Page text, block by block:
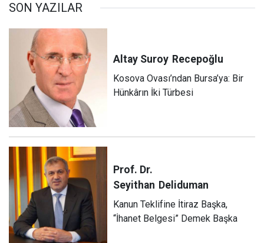
SON YAZILAR
Altay Suroy Recepoğlu
Kosova Ovası’ndan Bursa’ya: Bir
Hünkârın İki Türbesi
Prof. Dr.
Seyithan Deliduman
Kanun Teklifine İtiraz Başka,
“İhanet Belgesi” Demek Başka